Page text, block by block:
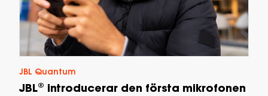
JBL Quantum
JBL® introducerar den första mikrofonen